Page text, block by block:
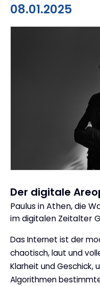
08.01.2025
Der digitale
:
Paulus in Athen, die
im digitalen Zeitalter
Das Internet ist der
chaotisch, laut und
Klarheit und Geschick,
Algorithmen